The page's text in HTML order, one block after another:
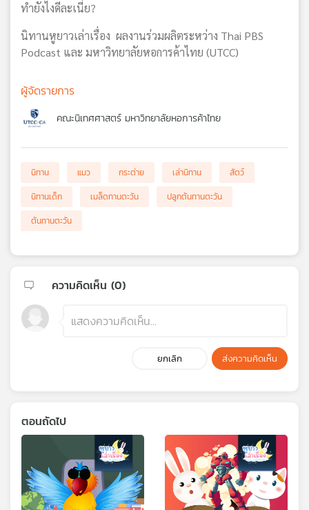
ทำยังไงดีละเนี่ย?
นิทานหูยาวเล่าเรื่อง ผลงานร่วมผลิตระหว่าง Thai PBS
Podcast และ มหาวิทยาลัยหอการค้าไทย (UTCC)
ผู้จัดรายการ
คณะนิเทศศาสตร์ มหาวิทยาลัยหอการค้าไทย
นิทาน แมว กระต่าย เล่านิทาน
สัตว์
นิทานเด็ก
เมล็ดทานตะวัน
ปลูกต้นทานตะวัน
ต้นทานตะวัน
ความคิดเห็น (0)
ยกเลิก ส่งความคิดเห็น
ตอนถัดไป